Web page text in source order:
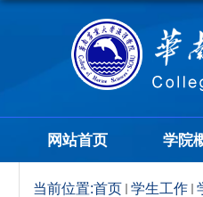
网站首页 学院
当前位置:首页 学生工作